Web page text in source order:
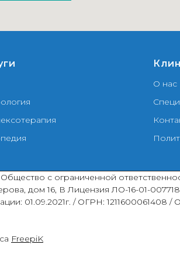
О нас
с ограниченной
дом 16, В Лицензия ЛО-16-01-
01.09.2021г. / ОГРН:
FreepiK